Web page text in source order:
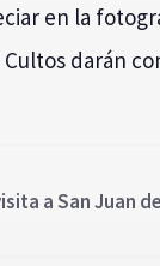
en la
darán
a San Juan